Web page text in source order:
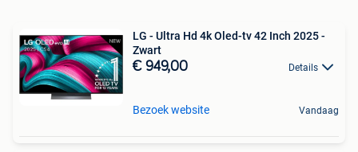
LG - Ultra Hd 4k Oled-tv 42 Inch 2025 -
Zwart
€ 949,00 Details
Bezoek website Vandaag